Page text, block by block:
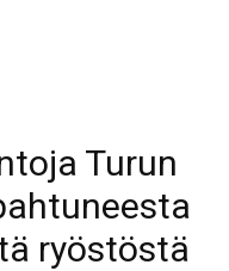
Turun
ryöstöstä